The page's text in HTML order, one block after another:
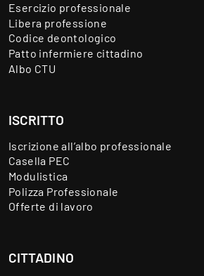
Esercizio professionale
Libera professione
Codice deontologico
Patto infermiere cittadino
Albo CTU
ISCRITTO
Iscrizione all’albo professionale
Casella PEC
Modulistica
Polizza Professionale
Offerte di lavoro
CITTADINO